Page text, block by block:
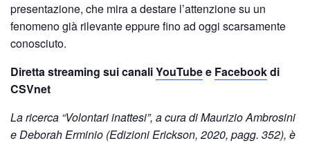
presentazione, che mira a destare l’attenzione su un
fenomeno già rilevante eppure fino ad oggi scarsamente
conosciuto.
Diretta streaming sui canaliYouTubee Facebookdi
CSVnet
La ricerca “Volontari inattesi”, a cura di Maurizio Ambrosini
e Deborah Erminio (Edizioni Erickson, 2020, pagg. 352), è